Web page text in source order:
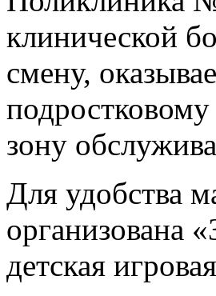
клинической
смену,
зону
Для удобства
организована
детская